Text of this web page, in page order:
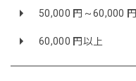
50,000 円～60,000 円
60,000 円以上